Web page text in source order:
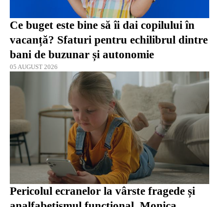
Ce buget este bine să îi dai copilului în
vacanță? Sfaturi pentru echilibrul dintre
bani de buzunar și autonomie
05 AUGUST 2026
Pericolul ecranelor la vârste fragede și